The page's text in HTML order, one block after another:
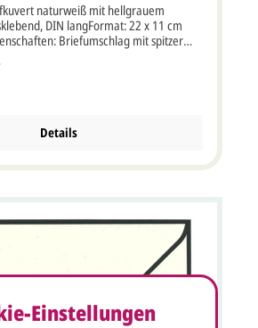
naturweiß mit hellgrauem
DIN langFormat: 22 x 11 cm
Briefumschlag mit spitzer
beachten Sie:Ihre Karten müssen
als die Kuverts sein.
Details
Einstellungen